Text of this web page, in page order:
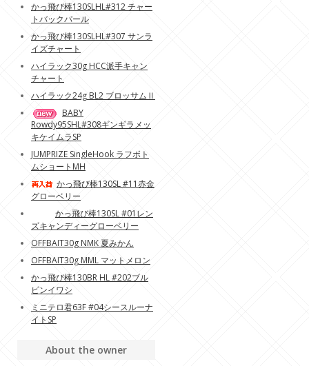
かっ飛び棒130SLHL#312 チャー
トバックパール
かっ飛び棒130SLHL#307 サンラ
イズチャート
ハイラック30g HCC派手キャン
チャート
ハイラック24g BL2 ブロッサムⅡ
BABY
Rowdy95SHL#308ギンギラメッ
キケイムラSP
JUMPRIZE SingleHook ラフボト
ムショートMH
かっ飛び棒130SL #11赤金
グローベリー
かっ飛び棒130SL #01レン
ズキャンディーグローベリー
OFFBAIT30g NMK 夏みかん
OFFBAIT30g MML マットメロン
かっ飛び棒130BR HL #202ブル
ピンイワシ
ミニテロ君63F #04シースルーナ
イトSP
About the owner